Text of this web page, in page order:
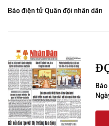
Báo điện tử Quân đội nhân dân